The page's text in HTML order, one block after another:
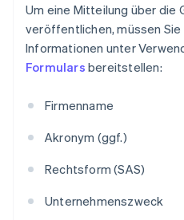
Um eine Mitteilung über die
veröffentlichen, müssen
Informationen unter
Formulars bereitstellen:
Firmenname
Akronym (ggf.)
Rechtsform (SAS)
Unternehmenszweck